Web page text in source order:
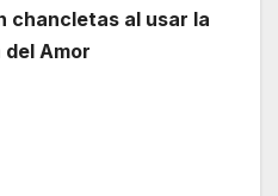
chancletas al usar la
del Amor